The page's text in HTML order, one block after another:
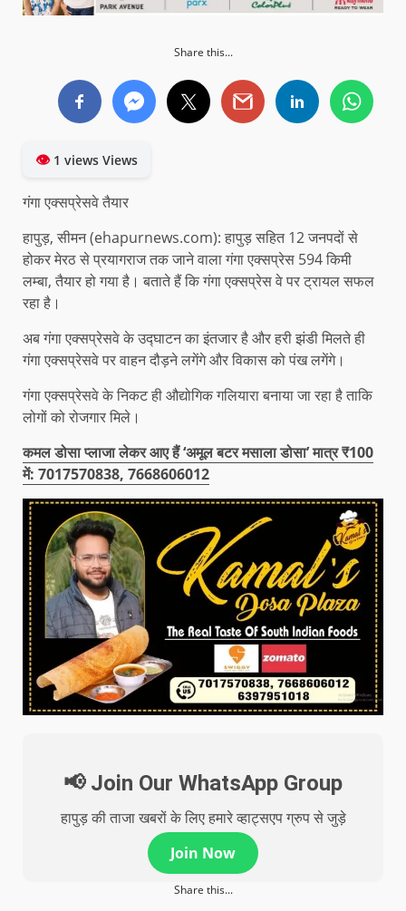
Share this...
👁1 views Views
गंगा एक्सप्रेसवे तैयार
हापुड़, सीमन (ehapurnews.com): हापुड़ सहित 12 जनपदों से
होकर मेरठ से प्रयागराज तक जाने वाला गंगा एक्सप्रेस 594 किमी
लम्बा, तैयार हो गया है। बताते हैं कि गंगा एक्सप्रेस वे पर ट्रायल सफल
रहा है।
अब गंगा एक्सप्रेसवे के उद्घाटन का इंतजार है और हरी झंडी मिलते ही
गंगा एक्सप्रेसवे पर वाहन दौड़ने लगेंगे और विकास को पंख लगेंगे।
गंगा एक्सप्रेसवे के निकट ही औद्योगिक गलियारा बनाया जा रहा है ताकि
लोगों को रोजगार मिले।
कमल डोसा प्लाजा लेकर आए हैं ‘अमूल बटर मसाला डोसा’ मात्र ₹100
में: 7017570838, 7668606012
📢 Join Our WhatsApp Group
हापुड़ की ताजा खबरों के लिए हमारे व्हाट्सएप ग्रुप से जुड़े
Join Now
Share this...